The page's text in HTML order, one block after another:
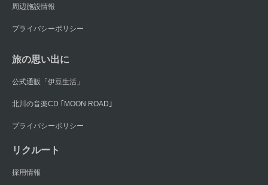
周辺施設情報
プライバシーポリシー
旅の思い出に
公式通販「伊豆生活」
北川の音楽CD ｢MOON ROAD｣
プライバシーポリシー
リクルート
採用情報